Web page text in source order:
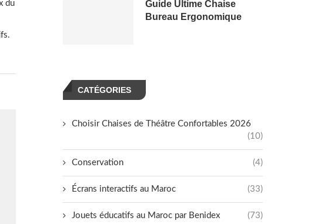
du
Guide Ultime Chaise
Bureau Ergonomique
CATÉGORIES
Choisir Chaises de Théâtre Confortables 2026
(10)
Conservation (4)
Écrans interactifs au Maroc (33)
Jouets éducatifs au Maroc par Benidex (73)